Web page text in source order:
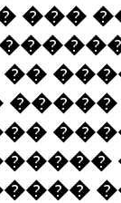
���